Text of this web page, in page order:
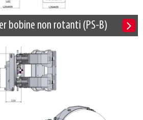
bobine non rotanti (PS-B)